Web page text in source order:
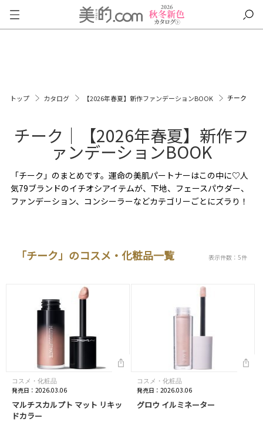
トップ カタログ 【2026年春夏】新作ファンデーションBOOK チーク
チーク｜【2026年春夏】新作フ
ァンデーションBOOK
「チーク」のまとめです。運命の美肌パートナーはこの中に♡人
気79ブランドのイチオシアイテムが、下地、フェースパウダー、
ファンデーション、コンシーラーなどカテゴリーごとにズラり！
「チーク」のコスメ・化粧品一覧 表示件数：5件
コスメ・化粧品
発売日：2026.03.06
マルチスカルプト マット リキッ
ドカラー
コスメ・化粧品
発売日：2026.03.06
グロウ イルミネーター